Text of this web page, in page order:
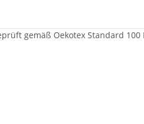
gemäß Oekotex Standard 100